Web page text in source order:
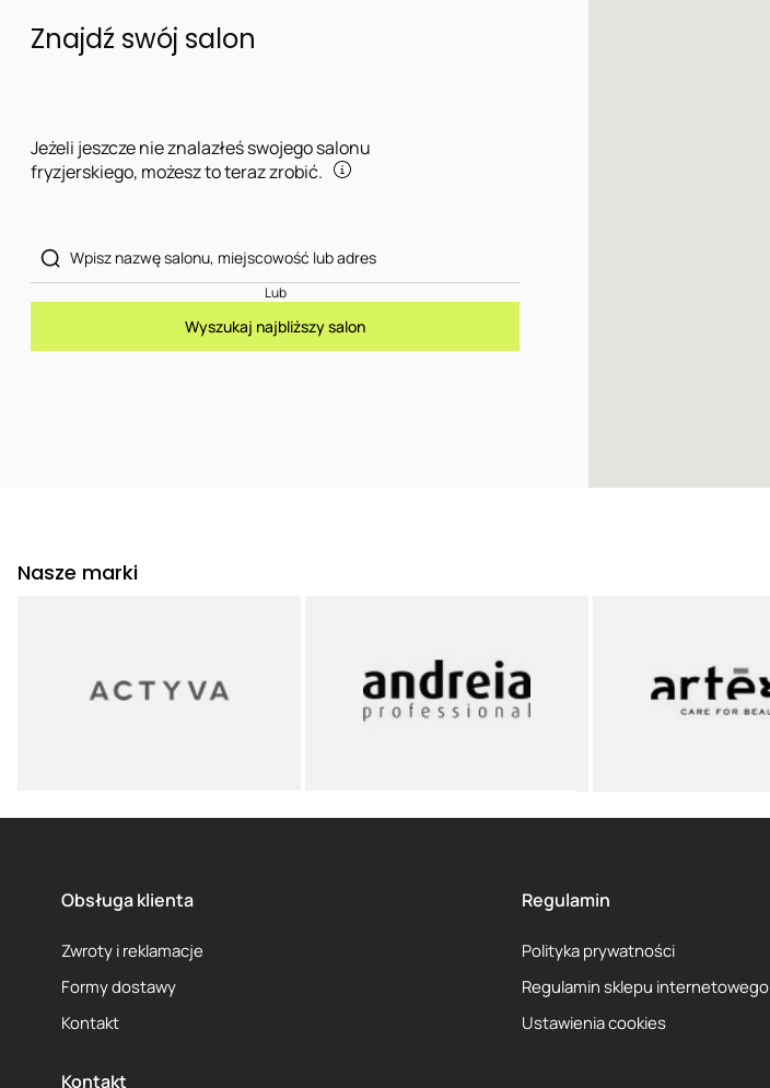
Znajdź swój salon
Jeżeli jeszcze nie znalazłeś swojego salonu
fryzjerskiego, możesz to teraz zrobić.
Lub
Wyszukaj najbliższy salon
Nasze marki
Obsługa klienta
Zwroty i reklamacje
Formy dostawy
Kontakt
Regulamin
Polityka prywatności
Regulamin sklepu internetowego
Ustawienia cookies
Kontakt